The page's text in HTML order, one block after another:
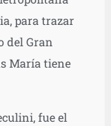
para trazar
del Gran
María tiene
fue el